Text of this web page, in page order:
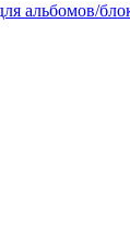
альбомов/